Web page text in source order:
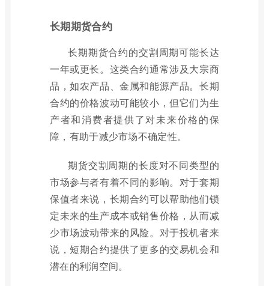
长期期货合约
长期期货合约的交割周期可能长达
一年或更长。这类合约通常涉及大宗商
品，如农产品、金属和能源产品。长期
合约的价格波动可能较小，但它们为生
产者和消费者提供了对未来价格的保
障，有助于减少市场不确定性。
期货交割周期的长度对不同类型的
市场参与者有着不同的影响。对于套期
保值者来说，长期合约可以帮助他们锁
定未来的生产成本或销售价格，从而减
少市场波动带来的风险。对于投机者来
说，短期合约提供了更多的交易机会和
潜在的利润空间。